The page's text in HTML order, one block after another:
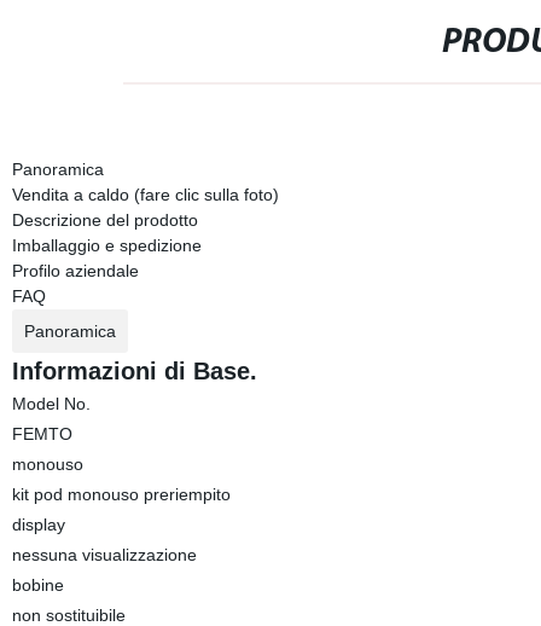
Panoramica
Vendita a caldo (fare clic sulla foto)
Descrizione del prodotto
Imballaggio e spedizione
Profilo aziendale
FAQ
Panoramica
Informazioni di Base.
Model No.
FEMTO
monouso
kit pod monouso preriempito
display
nessuna visualizzazione
bobine
non sostituibile